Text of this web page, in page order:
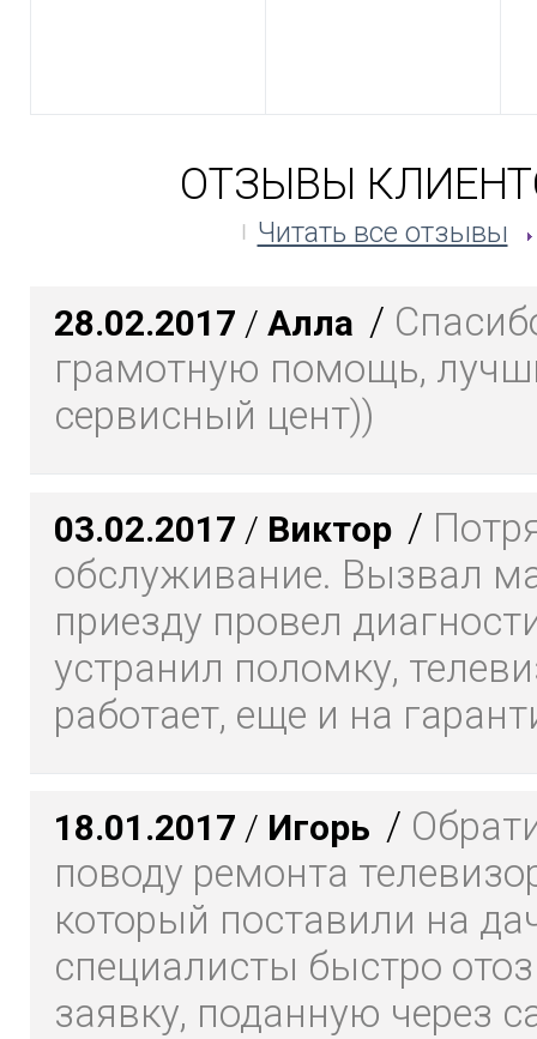
ОТЗЫВЫ
Читать все отзывы
28.02.2017 / Алла /
грамотную помощь,
сервисный цент))
03.02.2017 / Виктор /
обслуживание. Вызвал
приезду провел
устранил поломку,
работает, еще и на
18.01.2017 / Игорь /
поводу ремонта
который поставили на
специалисты быстро
заявку, поданную через